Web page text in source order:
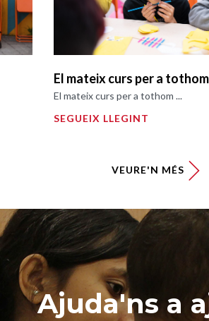
El mateix curs per a tothom
El mateix curs per a tothom ...
SEGUEIX LLEGINT
VEURE'N MÉS
Ajuda'ns a